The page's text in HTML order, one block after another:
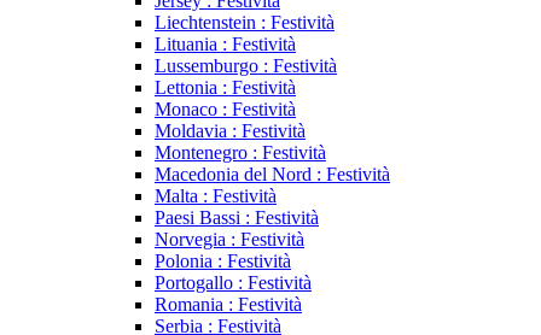
Liechtenstein : Festività
Lituania : Festività
Lussemburgo : Festività
Lettonia : Festività
Monaco : Festività
Moldavia : Festività
Montenegro : Festività
Macedonia del Nord : Festività
Malta : Festività
Paesi Bassi : Festività
Norvegia : Festività
Polonia : Festività
Portogallo : Festività
Romania : Festività
Serbia : Festività